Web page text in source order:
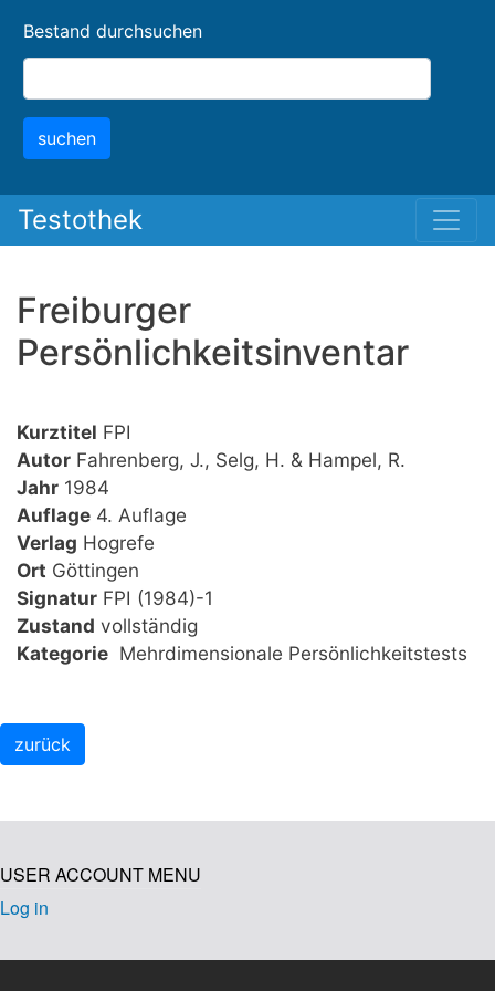
content
Bestand durchsuchen
suchen
Testothek
Freiburger
Persönlichkeitsinventar
Kurztitel FPI
Autor Fahrenberg, J., Selg, H. & Hampel, R.
Jahr 1984
Auflage 4. Auflage
Verlag Hogrefe
Ort Göttingen
Signatur FPI (1984)-1
Zustand vollständig
Kategorie Mehrdimensionale Persönlichkeitstests
USER ACCOUNT MENU
Log in